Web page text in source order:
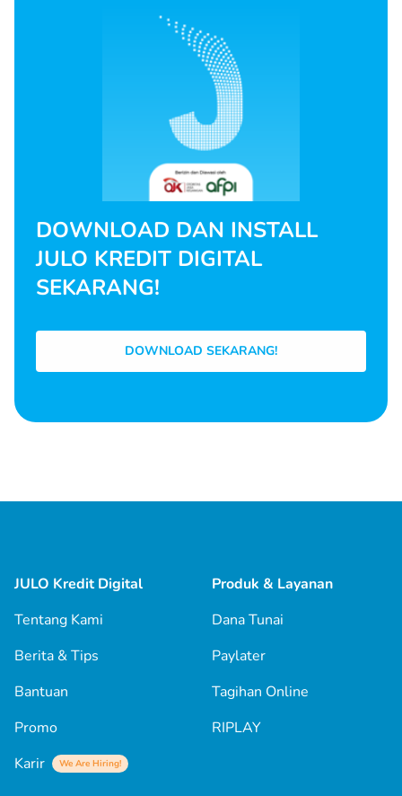
DOWNLOAD DAN INSTALL
JULO KREDIT DIGITAL
SEKARANG!
DOWNLOAD SEKARANG!
JULO Kredit Digital
Tentang Kami
Berita & Tips
Bantuan
Promo
Karir
We Are Hiring!
Produk & Layanan
Dana Tunai
Paylater
Tagihan Online
RIPLAY